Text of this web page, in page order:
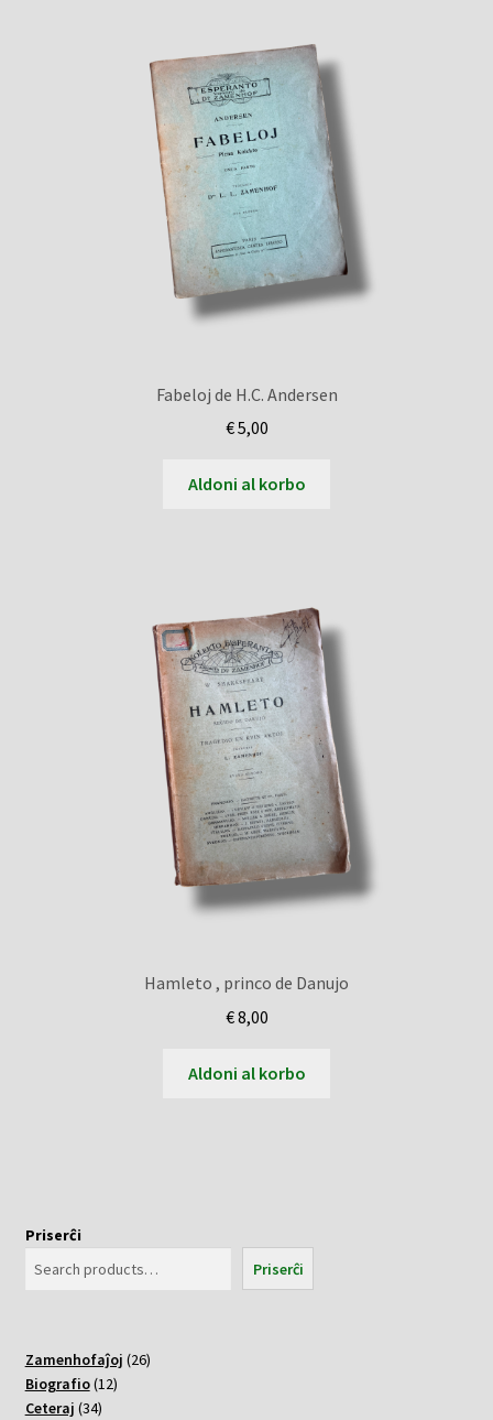
Fabeloj de H.C. Andersen
€5,00
Aldoni al korbo
Hamleto , princo de Danujo
€8,00
Aldoni al korbo
Priserĉi
Priserĉi
Zamenhofaĵoj 2626
Biografio 1212
Ceteraj 3434